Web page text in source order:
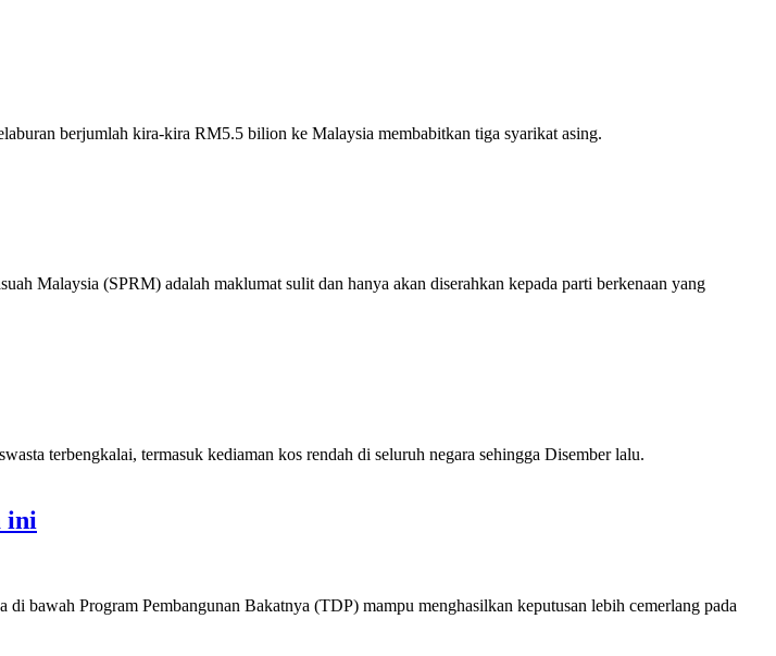
berjumlah kira-kira RM5.5 bilion ke Malaysia membabitkan tiga syarikat asing.
Malaysia (SPRM) adalah maklumat sulit dan hanya akan diserahkan kepada parti berkenaan yang
terbengkalai, termasuk kediaman kos rendah di seluruh negara sehingga Disember lalu.
ini
bawah Program Pembangunan Bakatnya (TDP) mampu menghasilkan keputusan lebih cemerlang pada